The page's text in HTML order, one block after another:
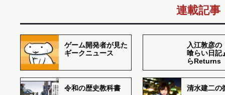
連載記事
ゲーム開発者が見た
ギークニュース
入江敦彦の
喰らい日記
らReturns
令和の歴史教科書 清水建二の